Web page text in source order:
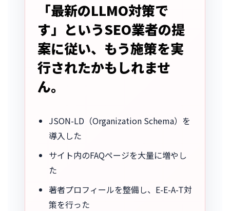
「最新のLLMO対策で
す」というSEO業者の提
案に従い、もう施策を実
行されたかもしれませ
ん。
JSON-LD（Organization Schema）を
導入した
サイト内のFAQページを大量に増やし
た
著者プロフィールを整備し、E-E-A-T対
策を行った